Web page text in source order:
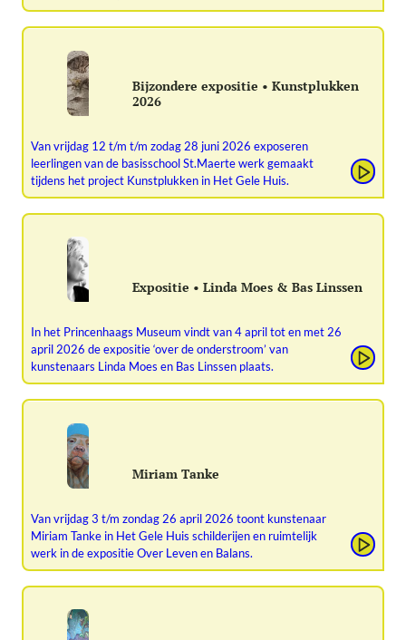
Bijzondere expositie • Kunstplukken
2026
Van vrijdag 12 t/m t/m zodag 28 juni 2026 exposeren
leerlingen van de basisschool St.Maerte werk gemaakt
tijdens het project Kunstplukken in Het Gele Huis.
Expositie • Linda Moes & Bas Linssen
In het Princenhaags Museum vindt van 4 april tot en met 26
april 2026 de expositie ‘over de onderstroom’ van
kunstenaars Linda Moes en Bas Linssen plaats.
Miriam Tanke
Van vrijdag 3 t/m zondag 26 april 2026 toont kunstenaar
Miriam Tanke in Het Gele Huis schilderijen en ruimtelijk
werk in de expositie Over Leven en Balans.